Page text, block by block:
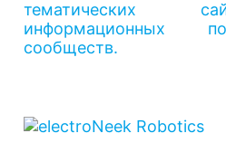
тематических
информационных
сообществ.